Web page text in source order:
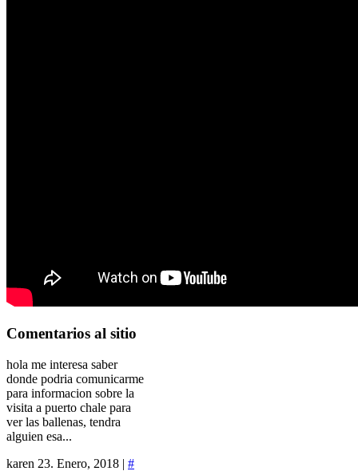
Comentarios al sitio
hola me interesa saber
donde podria comunicarme
para informacion sobre la
visita a puerto chale para
ver las ballenas, tendra
alguien esa...
karen 23. Enero, 2018 | #